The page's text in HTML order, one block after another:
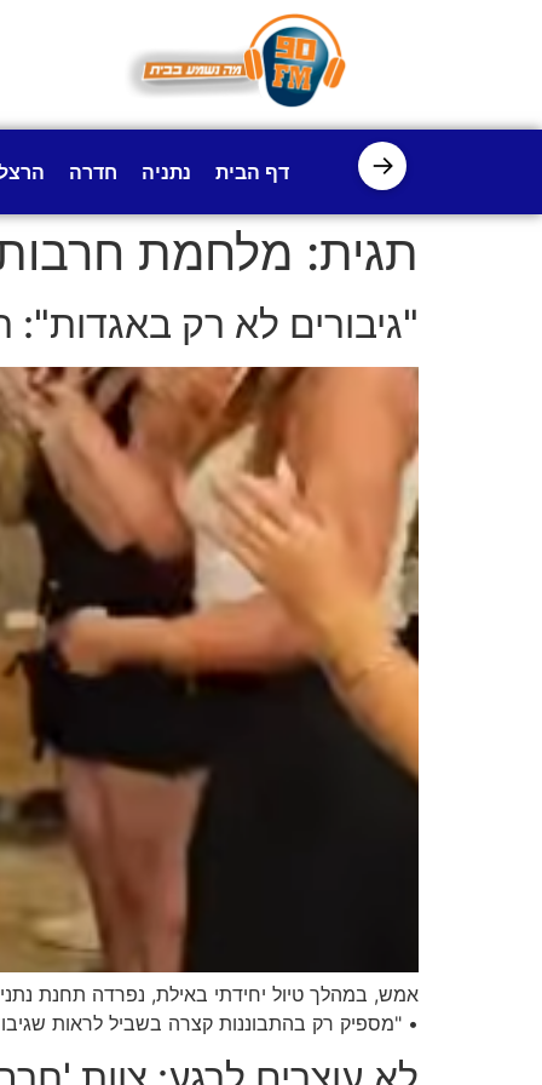
→ דף הבית נתניה חדרה
תגית: מלחמת
"גיבורים לא רק
אמש, במהלך טיול יחידתי באילת, נפרדה תחנת
• "מספיק רק בהתבוננות קצרה בשביל לראות